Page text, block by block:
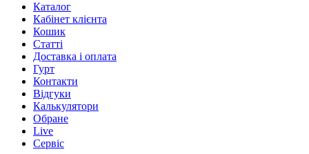
Каталог
Кабінет клієнта
Кошик
Статті
Доставка і оплата
Гурт
Контакти
Відгуки
Калькулятори
Обране
Live
Сервіс